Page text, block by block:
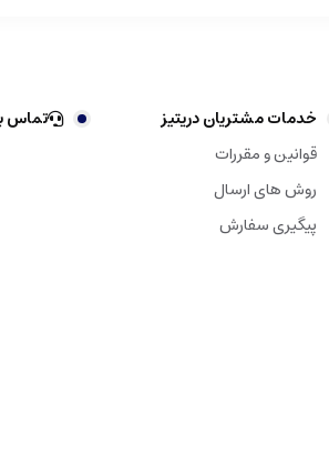
خدمات مشتریان دریتیز
قوانین و مقررات
روش های ارسال
پیگیری سفارش
تماس